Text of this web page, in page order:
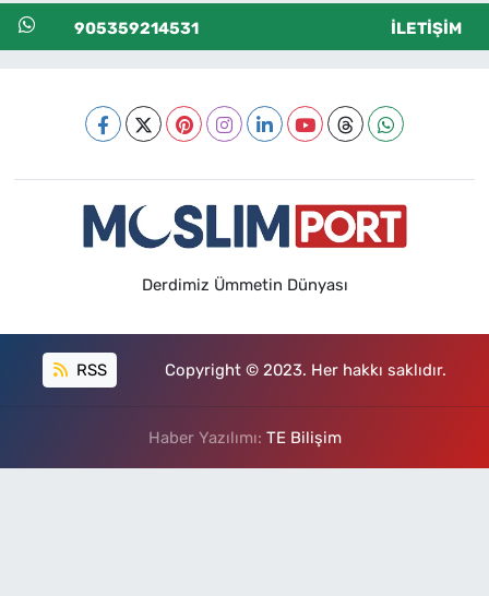
905359214531 İLETIŞIM
Derdimiz Ümmetin Dünyası
RSS Copyright © 2023. Her hakkı saklıdır.
Haber Yazılımı: TE Bilişim